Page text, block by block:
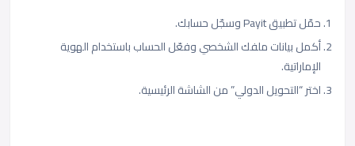
حمّل تطبيق Payit وسجّل حسابك.
أكمل بيانات ملفك الشخصي وفعّل الحساب باستخدام الهوية
الإماراتية.
اختر “التحويل الدولي” من الشاشة الرئيسية.